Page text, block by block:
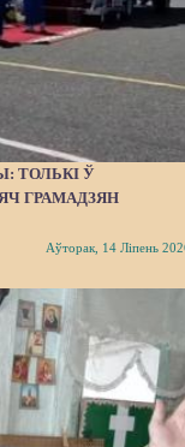
ТОЛЬКІ Ў
ГРАМАДЗЯН
Аўторак, 14 Ліпень